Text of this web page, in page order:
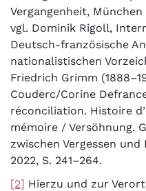
Vergangenheit, München
vgl. Dominik Rigoll,
Deutsch-französische
nationalistischen
Friedrich Grimm
Couderc/Corine
réconciliation. Histoire
mémoire / Versöhnung.
zwischen Vergessen
2022, S. 241–264.
[2] Hierzu und zur